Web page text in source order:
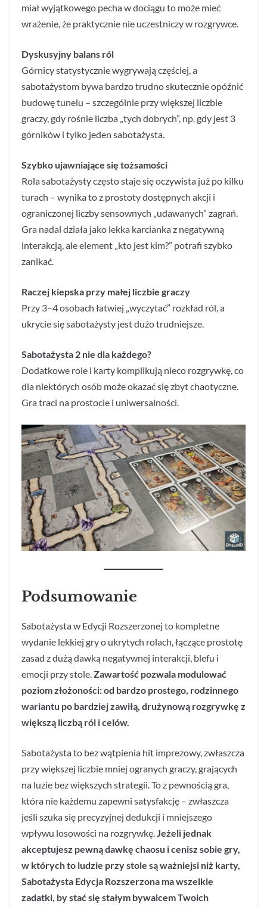
miał wyjątkowego pecha w dociągu to może mieć
wrażenie, że praktycznie nie uczestniczy w rozgrywce.
Dyskusyjny balans ról
Górnicy statystycznie wygrywają częściej, a
sabotażystom bywa bardzo trudno skutecznie opóźnić
budowę tunelu – szczególnie przy większej liczbie
graczy, gdy rośnie liczba „tych dobrych”, np. gdy jest 3
górników i tylko jeden sabotażysta.
Szybko ujawniające się tożsamości
Rola sabotażysty często staje się oczywista już po kilku
turach – wynika to z prostoty dostępnych akcji i
ograniczonej liczby sensownych „udawanych” zagrań.
Gra nadal działa jako lekka karcianka z negatywną
interakcją, ale element „kto jest kim?” potrafi szybko
zanikać.
Raczej kiepska przy małej liczbie graczy
Przy 3–4 osobach łatwiej „wyczytać” rozkład ról, a
ukrycie się sabotażysty jest dużo trudniejsze.
Sabotażysta 2 nie dla każdego?
Dodatkowe role i karty komplikują nieco rozgrywkę, co
dla niektórych osób może okazać się zbyt chaotyczne.
Gra traci na prostocie i uniwersalności.
Podsumowanie
Sabotażysta w Edycji Rozszerzonej to kompletne
wydanie lekkiej gry o ukrytych rolach, łączące prostotę
zasad z dużą dawką negatywnej interakcji, blefu i
emocji przy stole.Zawartość pozwala modulować
poziom złożoności: od bardzo prostego, rodzinnego
wariantu po bardziej zawiłą, drużynową rozgrywkę z
większą liczbą ról i celów.
Sabotażysta to bez wątpienia hit imprezowy, zwłaszcza
przy większej liczbie mniej ogranych graczy, grających
na luzie bez większych strategii. To z pewnością gra,
która nie każdemu zapewni satysfakcję – zwłaszcza
jeśli szuka się precyzyjnej dedukcji i mniejszego
wpływu losowości na rozgrywkę.Jeżeli jednak
akceptujesz pewną dawkę chaosu i cenisz sobie gry,
w których to ludzie przy stole są ważniejsi niż karty,
Sabotażysta Edycja Rozszerzona ma wszelkie
zadatki, by stać się stałym bywalcem Twoich